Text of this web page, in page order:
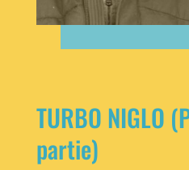
TURBO NIGLO
partie)